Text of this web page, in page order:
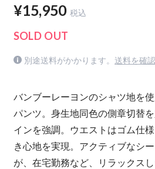
¥15,950 税込
SOLD OUT
別途送料がかかります。 送料を確
バンブーレーヨンのシャツ地を
パンツ。身生地同色の側章切替
インを強調。ウエストはゴム仕
き心地を実現。アクティブなシ
が、在宅勤務など、リラックス